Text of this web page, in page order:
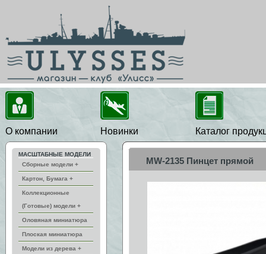
О компании Новинки Каталог
МАСШТАБНЫЕ МОДЕЛИ
Сборные модели +
Картон, Бумага +
Коллекционные
(Готовые) модели +
Оловяная миниатюра
Плоская миниатюра
Модели из дерева +
MW-2135 Пинцет прямой